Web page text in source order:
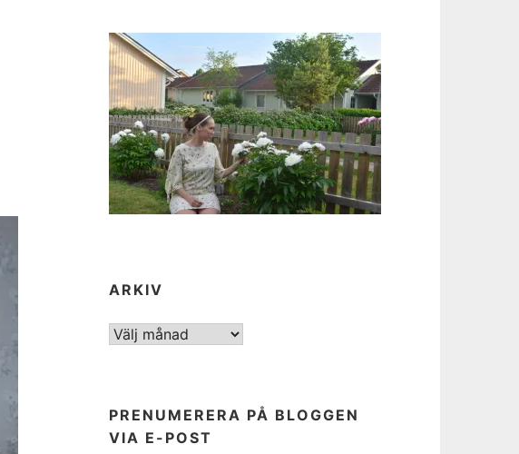
ARKIV
ARKIV
PRENUMERERA PÅ BLOGGEN
VIA E-POST